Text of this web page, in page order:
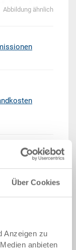
Über Cookies
Anzeigen zu
anbieten
Abbildung ähnlich